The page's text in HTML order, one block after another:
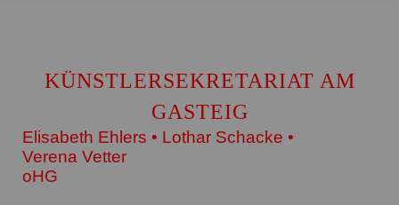
KÜNSTLERSEKRETARIAT AM
GASTEIG
Elisabeth Ehlers • Lothar Schacke •
Verena Vetter
oHG